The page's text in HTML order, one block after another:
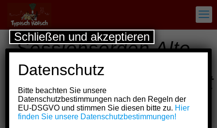
Sessionsorden Alte
Kölner
Karnevalsgesellschaft
„Schnüsse Tring“
1901 e.V.
Datenschutz
Bitte beachten Sie unsere
Datenschutzbestimmungen nach den Regeln der
EU-DSGVO und stimmen Sie diesen bitte zu. Hier
finden Sie unsere Datenschutzbestimmungen!
Schließen und akzeptieren